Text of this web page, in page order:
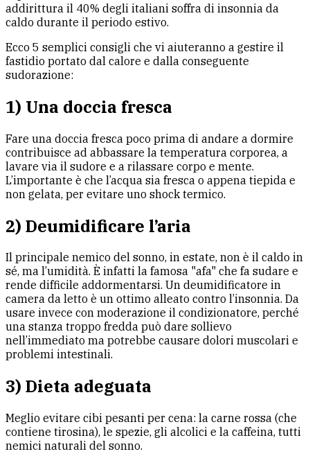
addirittura il 40% degli italiani soffra di insonnia da
caldo durante il periodo estivo.
Ecco 5 semplici consigli che vi aiuteranno a gestire il
fastidio portato dal calore e dalla conseguente
sudorazione:
1) Una doccia fresca
Fare una doccia fresca poco prima di andare a dormire
contribuisce ad abbassare la temperatura corporea, a
lavare via il sudore e a rilassare corpo e mente.
L’importante è che l’acqua sia fresca o appena tiepida e
non gelata, per evitare uno shock termico.
2) Deumidificare l’aria
Il principale nemico del sonno, in estate, non è il caldo in
sé, ma l’umidità. È infatti la famosa "afa" che fa sudare e
rende difficile addormentarsi. Un deumidificatore in
camera da letto è un ottimo alleato contro l’insonnia. Da
usare invece con moderazione il condizionatore, perché
una stanza troppo fredda può dare sollievo
nell’immediato ma potrebbe causare dolori muscolari e
problemi intestinali.
3) Dieta adeguata
Meglio evitare cibi pesanti per cena: la carne rossa (che
contiene tirosina), le spezie, gli alcolici e la caffeina, tutti
nemici naturali del sonno.